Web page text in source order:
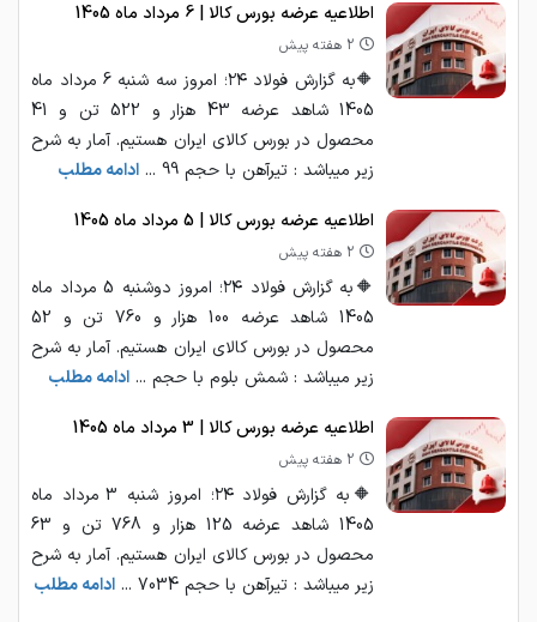
اطلاعیه عرضه بورس کالا | 6 مرداد ماه 1405
2 هفته پیش
🔶به گزارش فولاد ۲۴؛ امروز سه شنبه 6 مرداد ماه
1405 شاهد عرضه 43 هزار و 522 تن و 41
محصول در بورس کالای ایران هستیم. آمار به شرح
زیر میباشد : تیرآهن با حجم 99 ...
ادامه مطلب
اطلاعیه عرضه بورس کالا | 5 مرداد ماه 1405
2 هفته پیش
🔶به گزارش فولاد ۲۴؛ امروز دوشنبه 5 مرداد ماه
1405 شاهد عرضه 100 هزار و 760 تن و 52
محصول در بورس کالای ایران هستیم. آمار به شرح
زیر میباشد : شمش بلوم با حجم ... ادامه مطلب
اطلاعیه عرضه بورس کالا | 3 مرداد ماه 1405
2 هفته پیش
🔶به گزارش فولاد ۲۴؛ امروز شنبه 3 مرداد ماه
1405 شاهد عرضه 125 هزار و 768 تن و 63
محصول در بورس کالای ایران هستیم. آمار به شرح
زیر میباشد : تیرآهن با حجم 7034 ...
ادامه مطلب